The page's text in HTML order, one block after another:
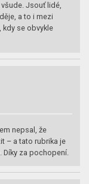
Jsouť lidé,
a to i mezi
kdy se obvykle
nepsal, že
– a tato rubrika je
Díky za pochopení.